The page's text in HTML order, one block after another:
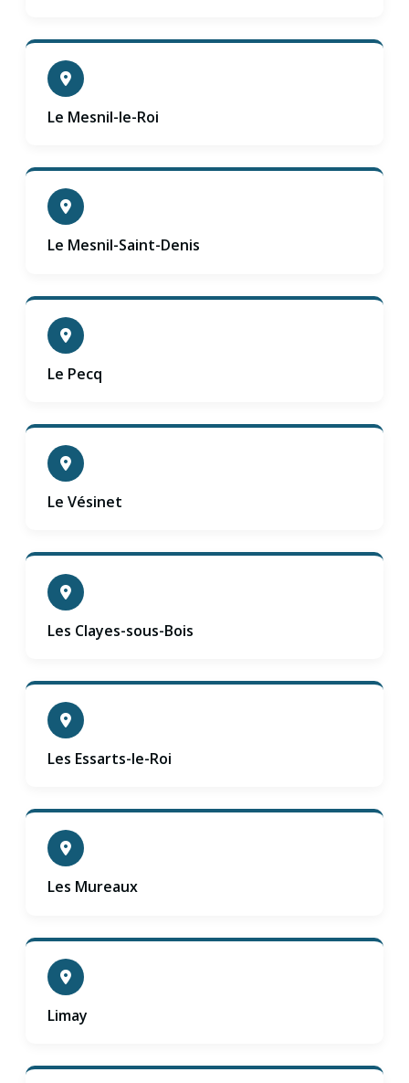
Le Mesnil-le-Roi
Le Mesnil-Saint-Denis
Le Pecq
Le Vésinet
Les Clayes-sous-Bois
Les Essarts-le-Roi
Les Mureaux
Limay